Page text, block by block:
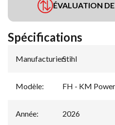
ÉVALUATION
Spécifications
Manufacturier:
Stihl
Modèle: FH - KM
Année: 2026